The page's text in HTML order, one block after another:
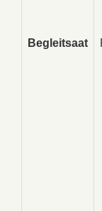
Begleitsaat